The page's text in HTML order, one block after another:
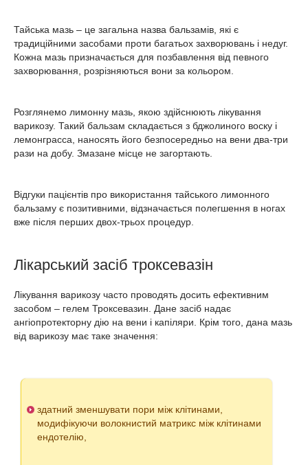
Тайська мазь – це загальна назва бальзамів, які є
традиційними засобами проти багатьох захворювань і недуг.
Кожна мазь призначається для позбавлення від певного
захворювання, розрізняються вони за кольором.
Розглянемо лимонну мазь, якою здійснюють лікування
варикозу. Такий бальзам складається з бджолиного воску і
лемонграсса, наносять його безпосередньо на вени два-три
рази на добу. Змазане місце не загортають.
Відгуки пацієнтів про використання тайського лимонного
бальзаму є позитивними, відзначається полегшення в ногах
вже після перших двох-трьох процедур.
Лікарський засіб троксевазін
Лікування варикозу часто проводять досить ефективним
засобом – гелем Троксевазин. Дане засіб надає
ангіопротекторну дію на вени і капіляри. Крім того, дана мазь
від варикозу має таке значення:
здатний зменшувати пори між клітинами,
модифікуючи волокнистий матрикс між клітинами
ендотелію,